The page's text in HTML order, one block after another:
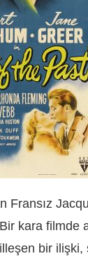
Fransız
kara filmde
bir ilişki,